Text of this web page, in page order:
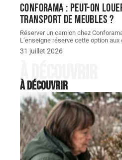
Conforama : peut-on
transport de meubles ?
Réserver un camion chez
L’enseigne réserve cette option
31 juillet 2026
À découvrir
À découvrir